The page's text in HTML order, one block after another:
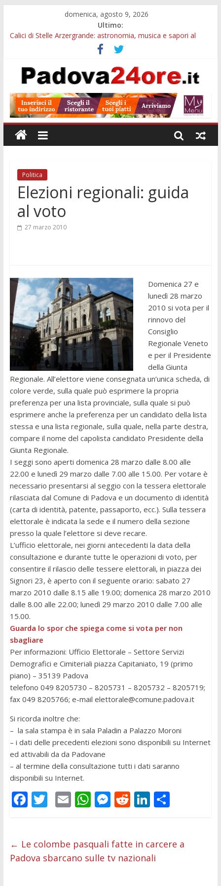
domenica, agosto 9, 2026
Ultimo:
Calici di Stelle Arzergrande: astronomia, musica e sapori al
Campo San Martino, il Museo della civiltà contadina apre gratis
durante la sagra
Notizie di Padova alle ore 10: Notte del Volo sold out, Tribano
Teatro per famiglie a Loreggia, la Bella Addormentata arriva
sul palco domenica sera
Restauro 2026, chiuse le domande: 2,5 milioni per formare
nuove competenze in Veneto
Politica
Elezioni regionali: guida
al voto
27 marzo 2010
Domenica 27 e
lunedì 28 marzo
2010 si vota per il
rinnovo del
Consiglio
Regionale Veneto
e per il Presidente
della Giunta
Regionale. All’elettore viene consegnata un’unica scheda, di
colore verde, sulla quale può esprimere la propria
preferenza per una lista provinciale, sulla quale si può
esprimere anche la preferenza per un candidato della lista
stessa e una lista regionale, sulla quale, nella parte destra,
compare il nome del capolista candidato Presidente della
Giunta Regionale.
I seggi sono aperti domenica 28 marzo dalle 8.00 alle
22.00 e lunedì 29 marzo dalle 7.00 alle 15.00. Per votare è
necessario presentarsi al seggio con la tessera elettorale
rilasciata dal Comune di Padova e un documento di identità
(carta di identità, patente, passaporto, ecc.). Sulla tessera
elettorale è indicata la sede e il numero della sezione
presso la quale l’elettore si deve recare.
L’ufficio elettorale, nei giorni antecedenti la data della
consultazione e durante tutte le operazioni di voto, per
consentire il rilascio delle tessere elettorali, in piazza dei
Signori 23, è aperto con il seguente orario: sabato 27
marzo 2010 dalle 8.15 alle 19.00; domenica 28 marzo 2010
dalle 8.00 alle 22.00; lunedì 29 marzo 2010 dalle 7.00 alle
15.00.
Guarda lo spor che spiega come si vota per non
sbagliare
Per informazioni: Ufficio Elettorale – Settore Servizi
Demografici e Cimiteriali piazza Capitaniato, 19 (primo
piano) – 35139 Padova
telefono 049 8205730 – 8205731 – 8205732 – 8205719;
fax 049 8205766; e-mail elettorale@comune.padova.it
Si ricorda inoltre che:
– la sala stampa è in sala Paladin a Palazzo Moroni
– i dati delle precedenti elezioni sono disponibili su Internet
ed attivabili da da Padovane
– al termine della consultazione tutti i dati saranno
disponibili su Internet.
F
b
o
T
er
E
l
W
s
A
M
e
n
R
di
t
Li
e
dI
C
di
← Le colombe pasquali fatte in carcere a
Padova sbarcano sulle tv nazionali